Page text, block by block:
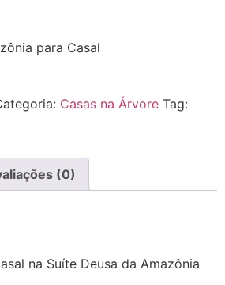
para Casal
Casas na Árvore Tag:
(0)
na Suíte Deusa da Amazônia